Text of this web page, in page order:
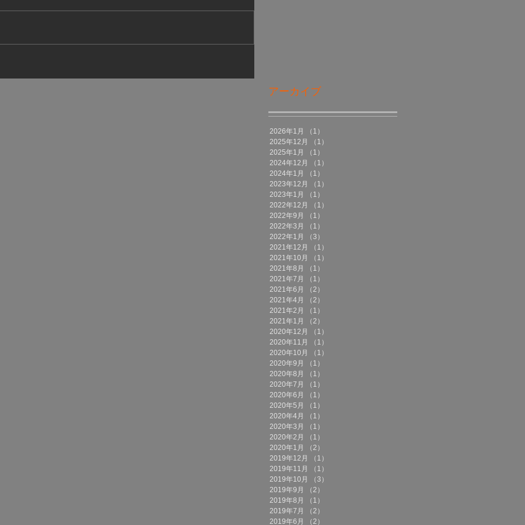
アーカイブ
2026年1月 （1）
2025年12月
（1）
2025年1月
（1）
2024年12月
（1）
2024年1月
（1）
2023年12月
（1）
2023年1月
（1）
2022年12月
（1）
2022年9月
（1）
2022年3月
（1）
2022年1月
（3）
2021年12月
（1）
2021年10月
（1）
2021年8月
（1）
2021年7月
（1）
2021年6月
（2）
2021年4月
（2）
2021年2月
（1）
2021年1月
（2）
2020年12月
（1）
2020年11月
（1）
2020年10月
（1）
2020年9月
（1）
2020年8月
（1）
2020年7月
（1）
2020年6月
（1）
2020年5月
（1）
2020年4月
（1）
2020年3月
（1）
2020年2月
（1）
2020年1月
（2）
2019年12月
（1）
2019年11月
（1）
2019年10月
（3）
2019年9月
（2）
2019年8月
（1）
2019年7月
（2）
2019年6月
（2）